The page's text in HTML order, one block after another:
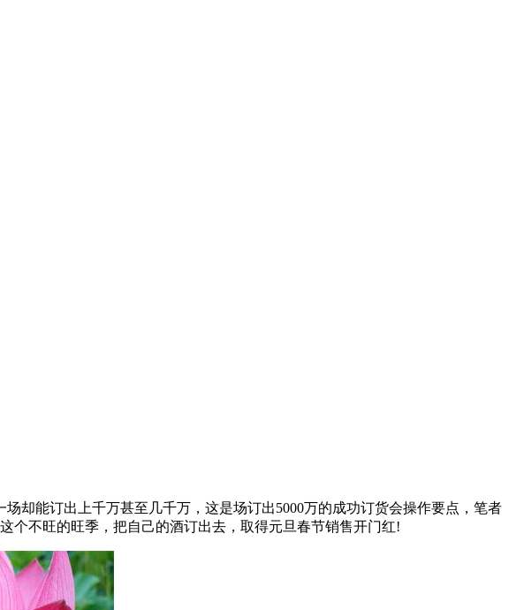
却能订出上千万甚至几千万，这是场订出5000万的成功订货会操作要点，笔者
个不旺的旺季，把自己的酒订出去，取得元旦春节销售开门红!